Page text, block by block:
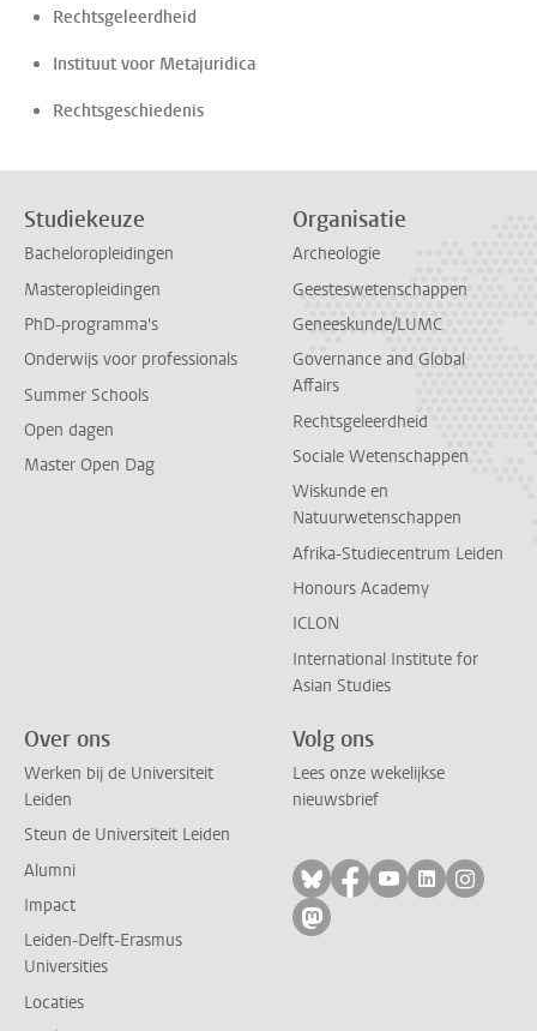
Rechtsgeleerdheid
Instituut voor Metajuridica
Rechtsgeschiedenis
Studiekeuze
Bacheloropleidingen
Masteropleidingen
PhD-programma's
Onderwijs voor professionals
Summer Schools
Open dagen
Master Open Dag
Organisatie
Archeologie
Geesteswetenschappen
Geneeskunde/LUMC
Governance and Global
Affairs
Rechtsgeleerdheid
Sociale Wetenschappen
Wiskunde en
Natuurwetenschappen
Afrika-Studiecentrum Leiden
Honours Academy
ICLON
International Institute for
Asian Studies
Over ons
Werken bij de Universiteit
Leiden
Steun de Universiteit Leiden
Alumni
Impact
Leiden-Delft-Erasmus
Universities
Locaties
Volg ons
Lees onze wekelijkse
nieuwsbrief
Volg ons op bluesky
Volg ons op
Volg ons op
Volg ons
Volg
Volg ons op mastodon